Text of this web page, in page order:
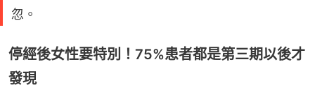
忽。
停經後女性要特別！75%患者都是第三期以後才
發現